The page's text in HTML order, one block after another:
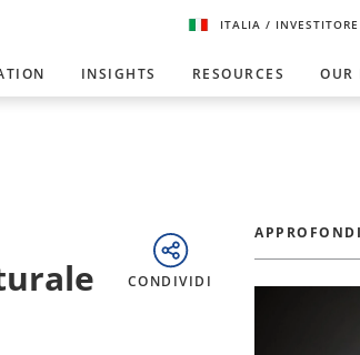
ITALIA/
INSIGHTS RESOURCES OUR
CONDIVIDI